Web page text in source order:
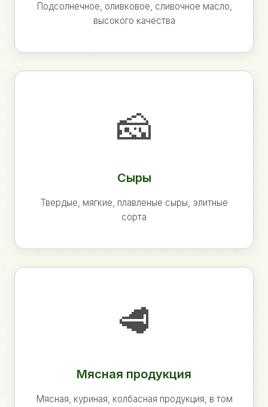
Подсолнечное, оливковое, сливочное масло,
высокого качества
🧀
Сыры
Твердые, мягкие, плавленые сыры, элитные
сорта
🥩
Мясная продукция
Мясная, куриная, колбасная продукция, в том